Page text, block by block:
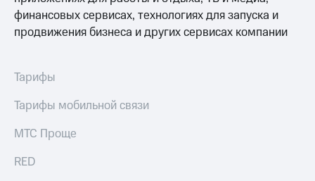
Акции
Приложения
Строки
Покупка
полисов
онлайн
МТС
МТС
финансовых сервисах, технологиях для запуска и
продвижения бизнеса и других сервисах компании
Тарифы
Тарифы мобильной связи
МТС Проще
RED